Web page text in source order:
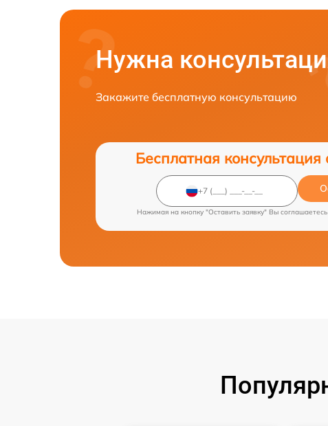
Нужна
Закажите бесплатную консультацию
Бесплатная
Нажимая на кнопку "Оставить заявку" Вы